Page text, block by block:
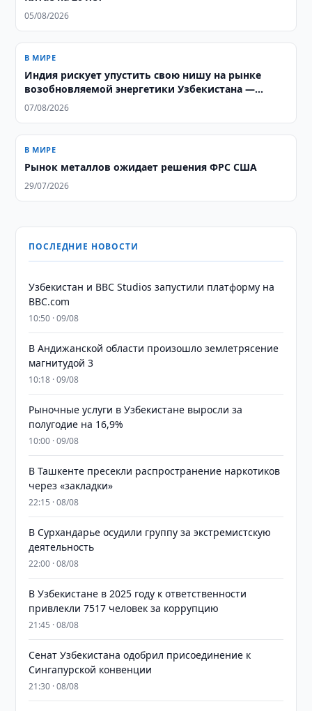
05/08/2026
В МИРЕ
Индия рискует упустить свою нишу на рынке
возобновляемой энергетики Узбекистана —
аналитики ORF
07/08/2026
В МИРЕ
Рынок металлов ожидает решения ФРС США
29/07/2026
ПОСЛЕДНИЕ НОВОСТИ
Узбекистан и BBC Studios запустили платформу на
BBC.com
10:50 · 09/08
В Андижанской области произошло землетрясение
магнитудой 3
10:18 · 09/08
Рыночные услуги в Узбекистане выросли за
полугодие на 16,9%
10:00 · 09/08
В Ташкенте пресекли распространение наркотиков
через «закладки»
22:15 · 08/08
В Сурхандарье осудили группу за экстремистскую
деятельность
22:00 · 08/08
В Узбекистане в 2025 году к ответственности
привлекли 7517 человек за коррупцию
21:45 · 08/08
Сенат Узбекистана одобрил присоединение к
Сингапурской конвенции
21:30 · 08/08